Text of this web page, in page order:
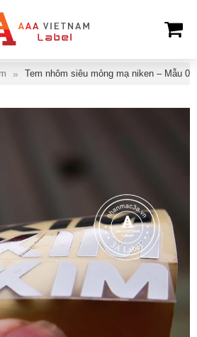
Tem nhôm siêu mỏng mạ niken – Mẫu 06